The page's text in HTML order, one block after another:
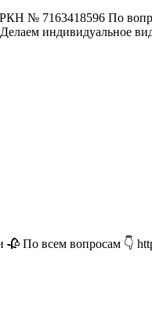
№ 7163418596 По
индивидуальное
По всем вопросам 👇